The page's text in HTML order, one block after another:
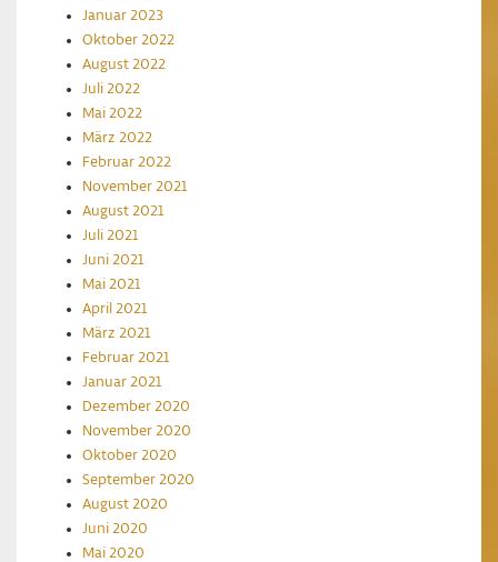
Januar 2023
Oktober 2022
August 2022
Juli 2022
Mai 2022
März 2022
Februar 2022
November 2021
August 2021
Juli 2021
Juni 2021
Mai 2021
April 2021
März 2021
Februar 2021
Januar 2021
Dezember 2020
November 2020
Oktober 2020
September 2020
August 2020
Juni 2020
Mai 2020